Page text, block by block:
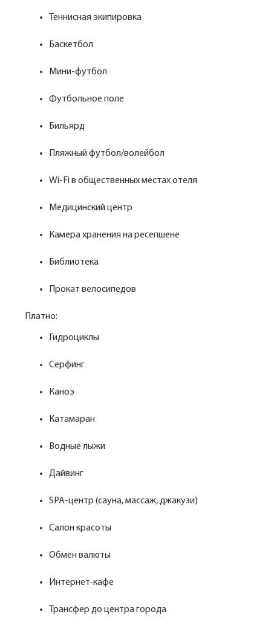
Теннисная экипировка
Баскетбол
Мини-футбол
Футбольное поле
Бильярд
Пляжный футбол/волейбол
Wi-Fi в общественных местах отеля
Медицинский центр
Камера хранения на ресепшене
Библиотека
Прокат велосипедов
Платно:
Гидроциклы
Серфинг
Каноэ
Катамаран
Водные лыжи
Дайвинг
SPA-центр (сауна, массаж, джакузи)
Салон красоты
Обмен валюты
Интернет-кафе
Трансфер до центра города